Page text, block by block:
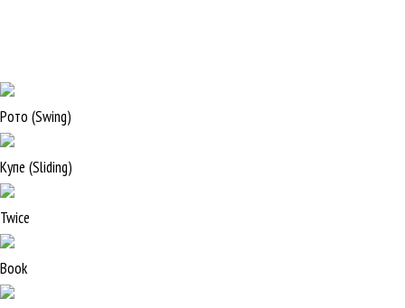
Рото (Swing)
Купе (Sliding)
Twice
Book